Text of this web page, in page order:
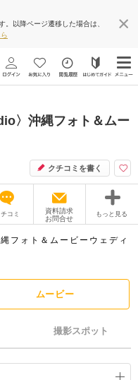
以降ページ遷移した場合は、
〉沖縄フォト＆ムー
クチコミを書く
コミ
資料請求
お問合せ
もっと見る
フォトグラファー
スタジオトップ
フォト＆ムービーウェディ
ムービー
撮影スポット